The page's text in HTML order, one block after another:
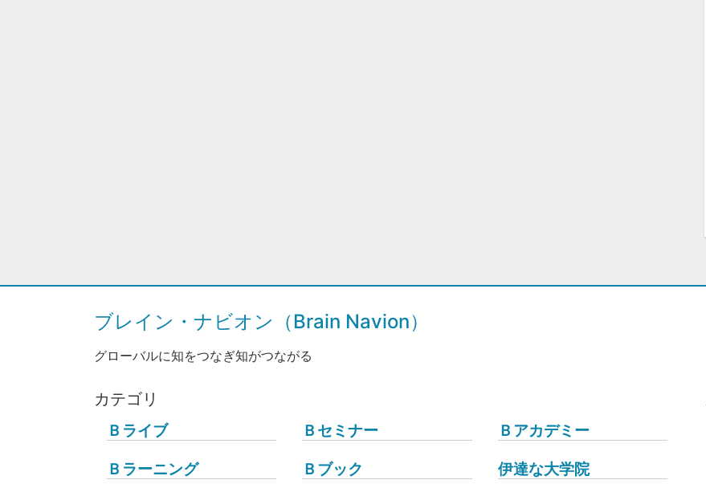
ブレイン・ナビオン（Brain Navion）
グローバルに知をつなぎ知がつながる
カテゴリ
Ｂライブ
Ｂセミナー
Ｂアカデミー
Ｂラーニング
Ｂブック 伊達な大学院